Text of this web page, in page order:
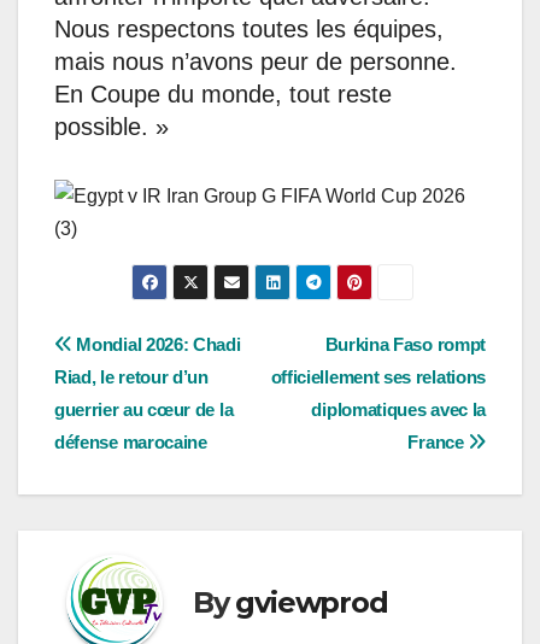
Nous respectons toutes les équipes,
mais nous n’avons peur de personne.
En Coupe du monde, tout reste
possible. »
Navigation
de
l’article
Burkina Faso rompt
officiellement ses relations
diplomatiques avec la
France
Mondial 2026: Chadi
Riad, le retour d’un
guerrier au cœur de la
défense marocaine
Bygviewprod